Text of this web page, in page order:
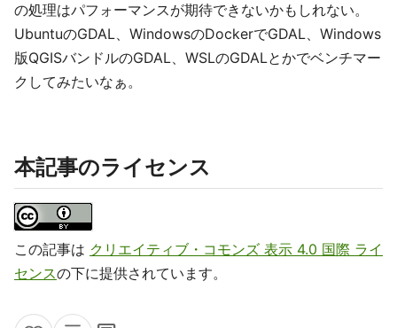
の処理はパフォーマンスが期待できないかもしれない。
UbuntuのGDAL、WindowsのDockerでGDAL、Windows
版QGISバンドルのGDAL、WSLのGDALとかでベンチマー
クしてみたいなぁ。
本記事のライセンス
この記事は クリエイティブ・コモンズ 表示 4.0 国際 ライ
センスの下に提供されています。